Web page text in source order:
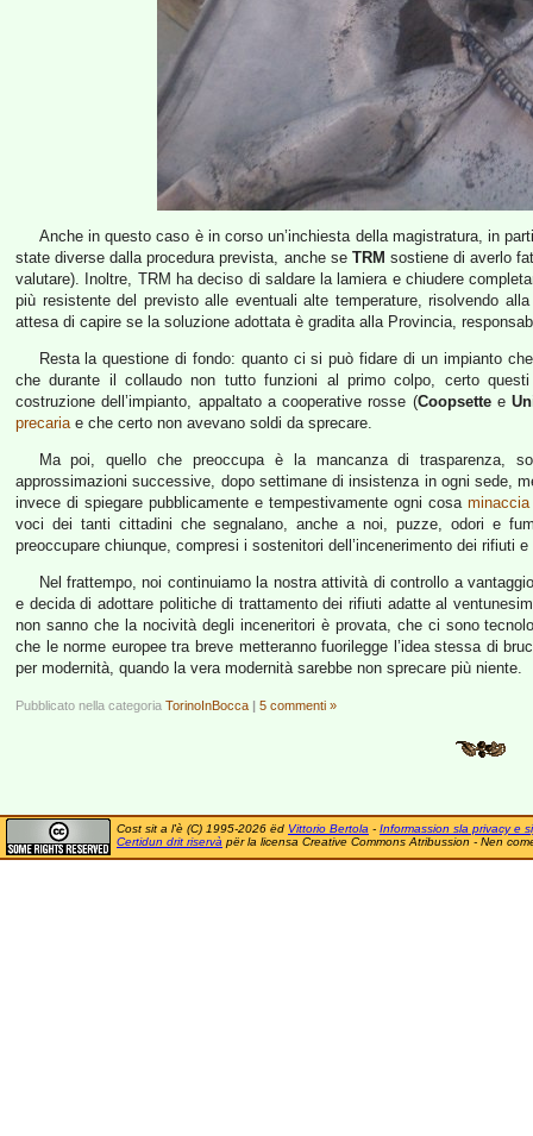
Anche in questo caso è in corso un’inchiesta della magistratura, in
state diverse dalla procedura prevista, anche se TRM sostiene di averlo
valutare). Inoltre, TRM ha deciso di saldare la lamiera e chiudere
più resistente del previsto alle eventuali alte temperature, risolvendo
attesa di capire se la soluzione adottata è gradita alla Provincia,
Resta la questione di fondo: quanto ci si può fidare di un impianto
che durante il collaudo non tutto funzioni al primo colpo, certo
costruzione dell’impianto, appaltato a cooperative rosse (Coopsettee
precariae che certo non avevano soldi da sprecare.
Ma poi, quello che preoccupa è la mancanza di trasparenza,
approssimazioni successive, dopo settimane di insistenza in ogni sede,
invece di spiegare pubblicamente e tempestivamente ogni cosa
voci dei tanti cittadini che segnalano, anche a noi, puzze, odori e
preoccupare chiunque, compresi i sostenitori dell’incenerimento dei rifiuti
Nel frattempo, noi continuiamo la nostra attività di controllo a
e decida di adottare politiche di trattamento dei rifiuti adatte al
non sanno che la nocività degli inceneritori è provata, che ci sono
che le norme europee tra breve metteranno fuorilegge l’idea stessa di
per modernità, quando la vera modernità sarebbe non sprecare più niente.
Pubblicato nella categoria TorinoInBocca | 5 commenti »
Cost sit a l'è (C) 1995-2026 ëd Vittorio Bertola - Informassion sla privacy e
Certidun drit riservà për la licensa Creative Commons Atribussion - Nen